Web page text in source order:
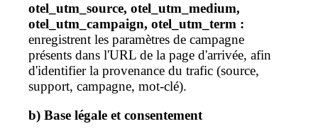
otel_utm_source, otel_utm_medium,
otel_utm_campaign, otel_utm_term :
enregistrent les paramètres de campagne
présents dans l'URL de la page d'arrivée, afin
d'identifier la provenance du trafic (source,
support, campagne, mot-clé).
b) Base légale et consentement